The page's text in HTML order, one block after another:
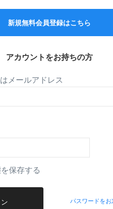
新規無料会員登録はこちら
アカウントをお持ちの方
メールアドレス
保存する
パスワードを